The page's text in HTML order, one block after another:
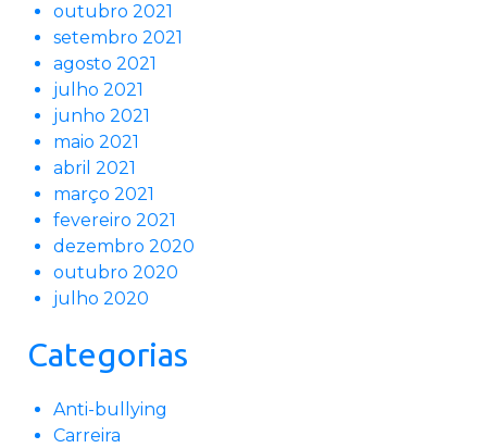
outubro 2021
setembro 2021
agosto 2021
julho 2021
junho 2021
maio 2021
abril 2021
março 2021
fevereiro 2021
dezembro 2020
outubro 2020
julho 2020
Categorias
Anti-bullying
Carreira